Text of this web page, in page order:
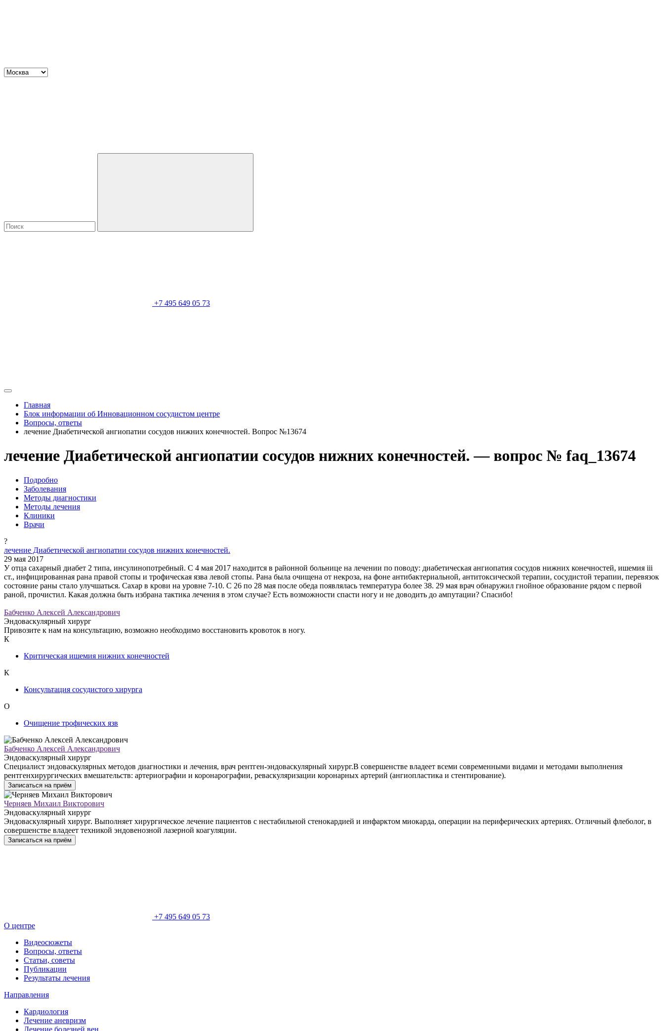
+7 495 649 05 73
Главная
Блок информации об Инновационном сосудистом центре
Вопросы, ответы
лечение Диабетической ангиопатии сосудов нижних конечностей. Вопрос №13674
лечение Диабетической ангиопатии сосудов нижних конечностей. — вопрос № faq_13674
Подробно
Заболевания
Методы диагностики
Методы лечения
Клиники
Врачи
?
лечение Диабетической ангиопатии сосудов нижних конечностей.
29 мая 2017
У отца сахарный диабет 2 типа, инсулинопотребный. С 4 мая 2017 находится в районной больнице на лечении по поводу: диабетическая ангиопатия сосудов нижних конечностей, ишемия iii
ст., инфицированная рана правой стопы и трофическая язва левой стопы. Рана была очищена от некроза, на фоне антибактериальной, антитоксической терапии, сосудистой терапии, перевязок
состояние раны стало улучшаться. Сахар в крови на уровне 7-10. С 26 по 28 мая после обеда появлялась температура более 38. 29 мая врач обнаружил гнойное образование рядом с первой
раной, прочистил. Какая должна быть избрана тактика лечения в этом случае? Есть возможности спасти ногу и не доводить до ампутации? Спасибо!
Бабченко Алексей Александрович
Эндоваскулярный хирург
Привозите к нам на консультацию, возможно необходимо восстановить кровоток в ногу.
К
Критическая ишемия нижних конечностей
К
Консультация сосудистого хирурга
О
Очищение трофических язв
Бабченко Алексей Александрович
Эндоваскулярный хирург
Специалист эндоваскулярных методов диагностики и лечения, врач рентген-эндоваскулярный хирург.В совершенстве владеет всеми современными видами и методами выполнения
рентгенхирургических вмешательств: артериографии и коронарографии, реваскуляризации коронарных артерий (ангиопластика и стентирование).
Записаться на приём
Черняев Михаил Викторович
Эндоваскулярный хирург
Эндоваскулярный хирург. Выполняет хирургическое лечение пациентов с нестабильной стенокардией и инфарктом миокарда, операции на периферических артериях. Отличный флеболог, в
совершенстве владеет техникой эндовенозной лазерной коагуляции.
Записаться на приём
+7 495 649 05 73
О центре
Видеосюжеты
Вопросы, ответы
Статьи, советы
Публикации
Результаты лечения
Направления
Кардиология
Лечение аневризм
Лечение болезней вен